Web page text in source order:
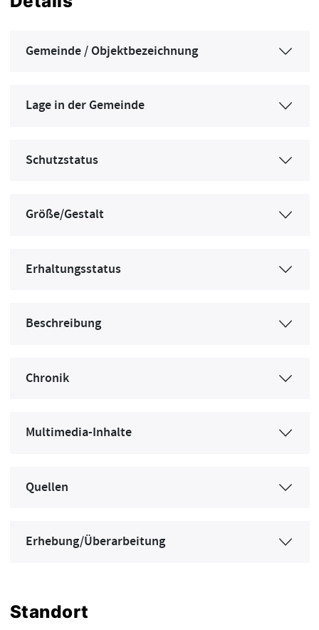
Gemeinde / Objektbezeichnung
Lage in der Gemeinde
Schutzstatus
Größe/Gestalt
Erhaltungsstatus
Beschreibung
Chronik
Multimedia-Inhalte
Quellen
Erhebung/Überarbeitung
Standort